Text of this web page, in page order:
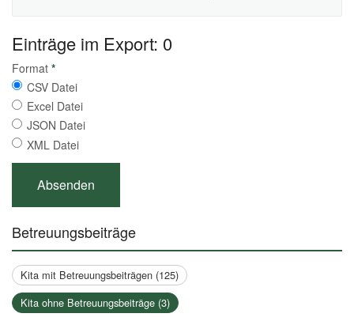
Einträge im Export: 0
Format *
CSV Datei
Excel Datei
JSON Datei
XML Datei
Betreuungsbeiträge
Kita mit Betreuungsbeiträgen (125)
Kita ohne Betreuungsbeiträge (3)